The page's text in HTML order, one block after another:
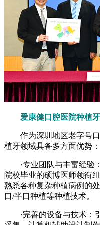
爱康健口腔医院种植牙
作为深圳地区老字号口
植牙领域具备多方面优势：
·专业团队与丰富经验
院校毕业的硕博医师领衔
熟悉各种复杂种植病例的
口/半口种植等种植技术。
·完善的设备与技术：